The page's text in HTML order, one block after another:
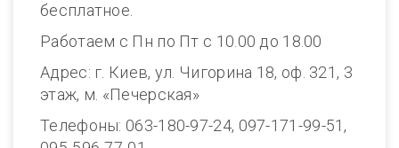
бесплатное.
Работаем с Пн по Пт с 10.00 до 18.00
Адрес: г. Киев, ул. Чигорина 18, оф. 321, 3
этаж, м. «Печерская»
Телефоны: 063-180-97-24, 097-171-99-51,